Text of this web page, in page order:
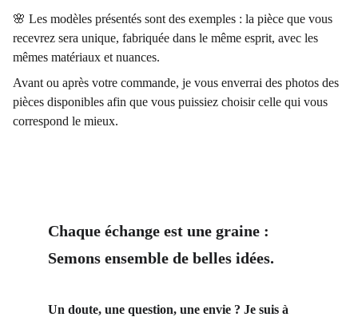
🌸 Les modèles présentés sont des exemples : la pièce que vous
recevrez sera unique, fabriquée dans le même esprit, avec les
mêmes matériaux et nuances.
Avant ou après votre commande, je vous enverrai des photos des
pièces disponibles afin que vous puissiez choisir celle qui vous
correspond le mieux.
Chaque échange est une graine :
Semons ensemble de belles idées.
Un doute, une question, une envie ? Je suis à